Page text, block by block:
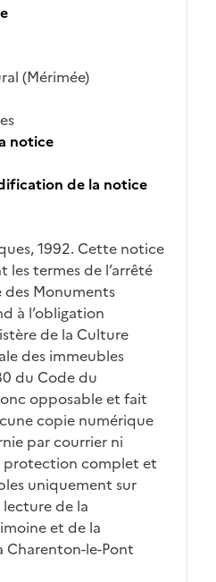
(Mérimée)
notice
de la notice
1992. Cette notice
termes de l’arrêté
Monuments
à l’obligation
de la Culture
des immeubles
du Code du
opposable et fait
copie numérique
par courrier ni
protection complet et
uniquement sur
lecture de la
et de la
Charenton-le-Pont